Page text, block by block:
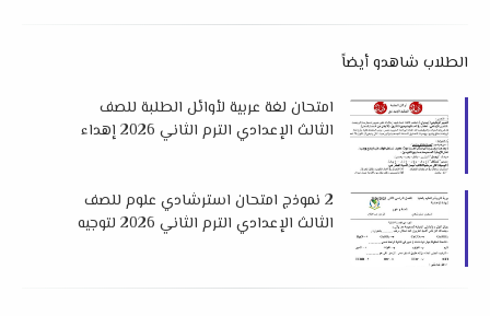
الطلاب شاهدو أيضاً
امتحان لغة عربية لأوائل الطلبة للصف
الثالث الإعدادي الترم الثاني 2026 إهداء
2 نموذج امتحان استرشادي علوم للصف
الثالث الإعدادي الترم الثاني 2026 لتوجيه